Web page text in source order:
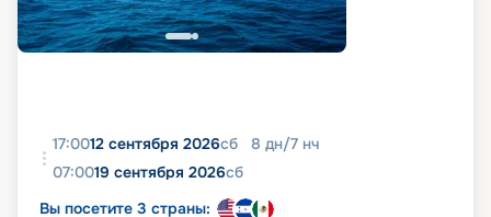
17:0012 сентября 2026сб 8 дн/7 нч
07:0019 сентября 2026сб
Вы посетите 3 страны: